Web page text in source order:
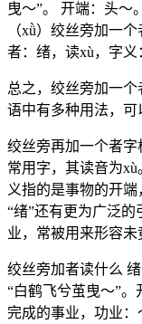
曳～”。 开端：头～
（xǜ）绞丝旁加一
者：绪，读xù，字义
总之，绞丝旁加一
语中有多种用法，可
绞丝旁再加一个者字
常用字，其读音为
义指的是事物的开端
“绪”还有更为广泛
业，常被用来形容未
绞丝旁加者读什么 绪
“白鹤飞兮茧曳～”
完成的事业，功业